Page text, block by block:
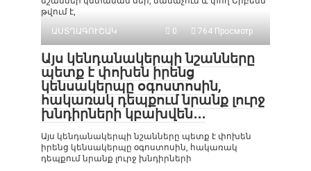
թվում է,
ԱՍՏՂԱԳՈՒՇԱԿ
0 764 Просмотр
Այս կենդանակերպի նշանները
պետք է փոխեն իրենց
կենսակերպը օգոստոսին,
հակառակ դեպքում նրանք լուրջ
խնդիրների կբախվեն․․․
Այս կենդանակերպի նշանները պետք է փոխեն
իրենց կենսակերպը օգոստոսին, հակառակ
դեպքում նրանք լուրջ խնդիրների